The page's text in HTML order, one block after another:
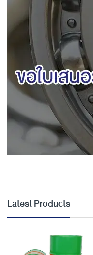
Latest Products